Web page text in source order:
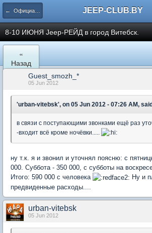
← Официальные клубные мероприятия JEEP-CLUB.BY
8-10 ИЮНЯ Jeep-РЕЙД в город Витебск.
«
Назад
Guest_smozh_*
05 Jun 2012
'urban-vitebsk', on 05 Jun 2012 - 07:26 AM,
в связи с поступающими звонками ещё раз
-входит всё кроме ночёвки.....
ну т.к. я и звонил и уточнял поясню: с
000. Суббота - 350 000, с субботы на
Итого: 590 000 с человека
Ну и
предвиденные расходы....
urban-vitebsk
05 Jun 2012